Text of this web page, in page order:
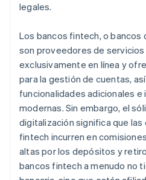
legales.
Los bancos fintech, o bancos
son proveedores de
exclusivamente en línea y
para la gestión de cuentas,
funcionalidades adicionales
modernas. Sin embargo, el
digitalización significa que
fintech incurren en
altas por los depósitos y
bancos fintech a menudo no